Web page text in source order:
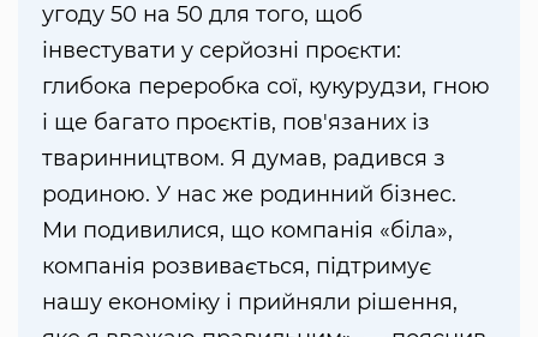
угоду 50 на 50 для того, щоб
інвестувати у серйозні проєкти:
глибока переробка сої, кукурудзи, гною
і ще багато проєктів, пов'язаних із
тваринництвом. Я думав, радився з
родиною. У нас же родинний бізнес.
Ми подивилися, що компанія «біла»,
компанія розвивається, підтримує
нашу економіку і прийняли рішення,